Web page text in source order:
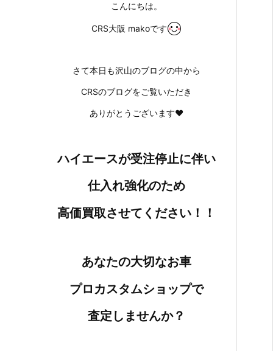
こんにちは。
CRS大阪 makoです
さて本日も沢山のブログの中から
CRSのブログをご覧いただき
ありがとうございます♥
ハイエースが受注停止に伴い
仕入れ強化のため
高価買取させてください！！
あなたの大切なお車
プロカスタムショップで
査定しませんか？